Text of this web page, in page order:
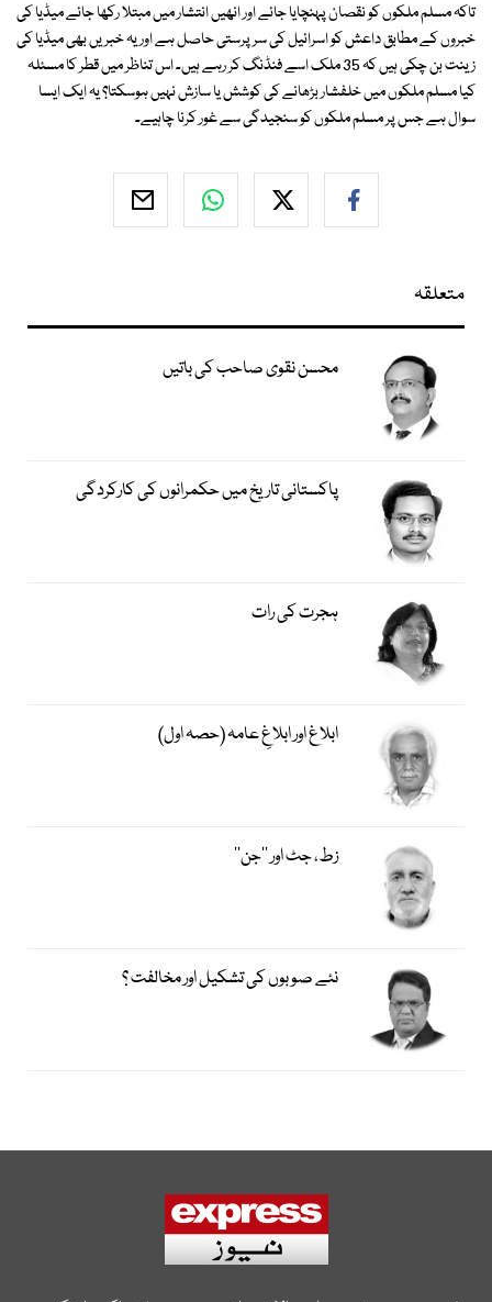
تاکہ مسلم ملکوں کو نقصان پہنچایا جائے اور انھیں انتشار میں مبتلا رکھا جائے میڈیا کی
خبروں کے مطابق داعش کو اسرائیل کی سرپرستی حاصل ہے اور یہ خبریں بھی میڈیا کی
زینت بن چکی ہیں کہ 35 ملک اسے فنڈنگ کر رہے ہیں۔ اس تناظر میں قطر کا مسئلہ
کیا مسلم ملکوں میں خلفشار بڑھانے کی کوشش یا سازش نہیں ہوسکتا؟ یہ ایک ایسا
سوال ہے جس پر مسلم ملکوں کو سنجیدگی سے غور کرنا چاہیے۔
متعلقہ
محسن نقوی صاحب کی باتیں
پاکستانی تاریخ میں حکمرانوں کی کارکردگی
ہجرت کی رات
ابلاغ اور ابلاغِ عامہ (حصہ اول)
زط، جٹ اور ’’جن‘‘
نئے صوبوں کی تشکیل اور مخالفت ؟